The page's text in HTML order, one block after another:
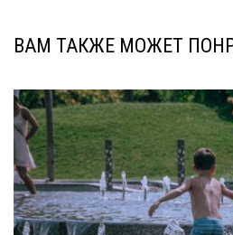
ВАМ ТАКЖЕ МОЖЕТ